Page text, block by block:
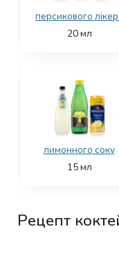
персикового
20мл
лимонного соку
15мл
Рецепт